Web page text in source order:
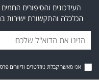
העידכונים והסיפורים
הכלכלה והתקשורת ישירות
אני מאשר קבלת ניוזלטרים ודיוורים